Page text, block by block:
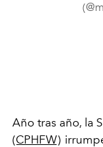
Año tras año, la
(CPHFW)